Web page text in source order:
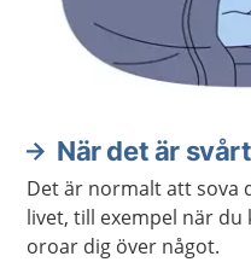
När det är
Det är normalt att sova
livet, till exempel när
oroar dig över något.